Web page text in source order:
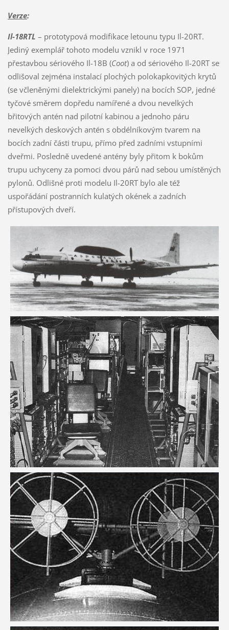
Verze:
Il-18RTL – prototypová modifikace letounu typu Il-20RT.
Jediný exemplář tohoto modelu vznikl v roce 1971
přestavbou sériového Il-18B (Coot) a od sériového Il-20RT se
odlišoval zejména instalací plochých polokapkovitých krytů
(se včleněnými dielektrickými panely) na bocích SOP, jedné
tyčové směrem dopředu namířené a dvou nevelkých
břitových antén nad pilotní kabinou a jednoho páru
nevelkých deskových antén s obdélníkovým tvarem na
bocích zadní části trupu, přímo před zadními vstupními
dveřmi. Posledně uvedené antény byly přitom k bokům
trupu uchyceny za pomoci dvou párů nad sebou umístěných
pylonů. Odlišné proti modelu Il-20RT bylo ale též
uspořádání postranních kulatých okének a zadních
přístupových dveří.